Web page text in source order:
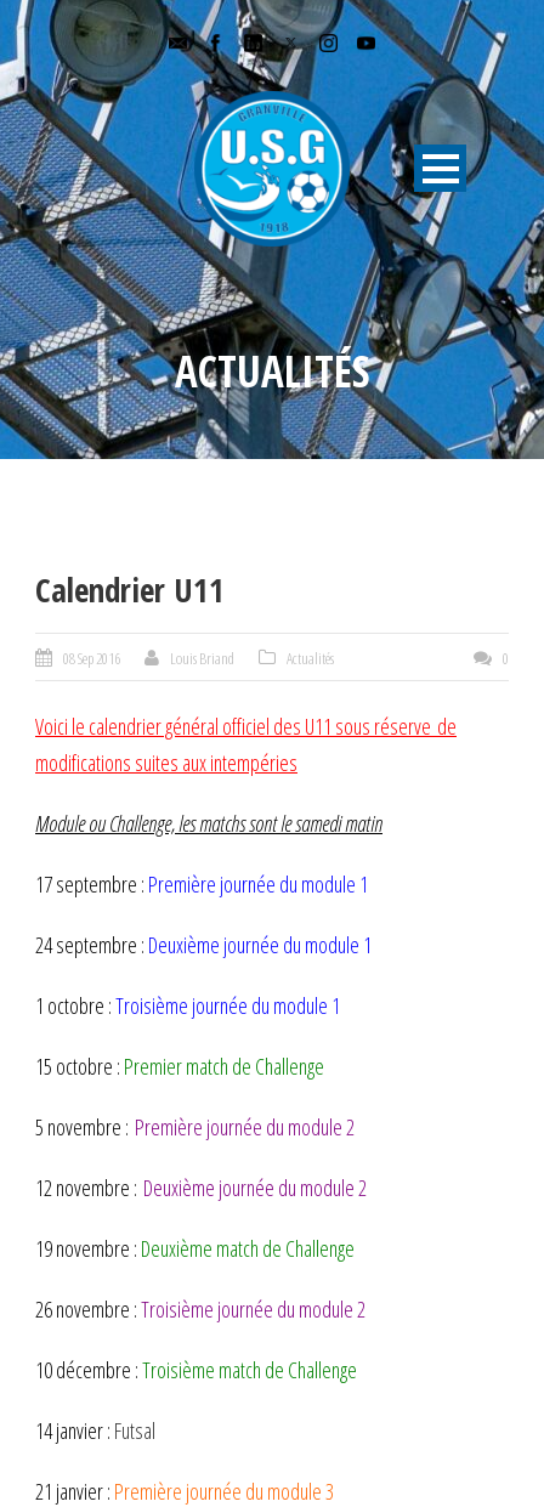
ACTUALITÉS
Calendrier U11
08 Sep 2016 Louis Briand Actualités 0
Voici le calendrier général officiel des U11 sous réserve de
modifications suites aux intempéries
Module ou Challenge, les matchs sont le samedi matin
17 septembre : Première journée du module 1
24 septembre : Deuxième journée du module 1
1 octobre :Troisième journée du module 1
15 octobre : Premier match de Challenge
5 novembre : Première journée du module 2
12 novembre : Deuxième journée du module 2
19 novembre : Deuxième match de Challenge
26 novembre :Troisième journée du module 2
10 décembre :Troisième match de Challenge
14 janvier : Futsal
21 janvier : Première journée du module 3